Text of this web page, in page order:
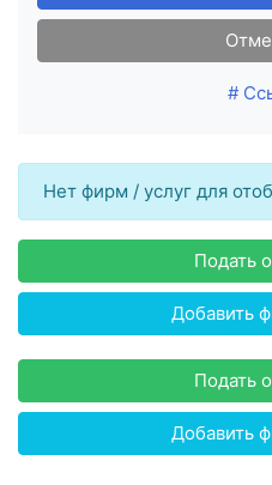
#
Нет фирм / услуг для
Подать
Добавить
Подать
Добавить